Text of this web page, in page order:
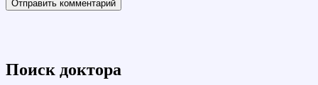
Поиск доктора